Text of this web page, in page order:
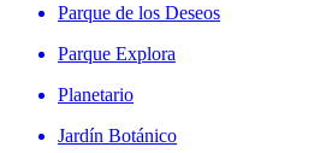
Parque de los Deseos
Parque Explora
Planetario
Jardín Botánico